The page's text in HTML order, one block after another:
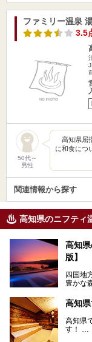
ファミリー温泉
3.5
50代～
男性
高知県屈
に和食につ
関連情報から探す
高知県のニフティ
高知
版】
四国地
豊かな
魅力が
高知県
で育つ
柚子な
でも知
高知
高知県
す！